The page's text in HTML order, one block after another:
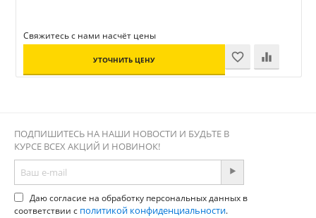
Свяжитесь с нами насчёт цены
УТОЧНИТЬ ЦЕНУ
ПОДПИШИТЕСЬ НА НАШИ НОВОСТИ И БУДЬТЕ В
КУРСЕ ВСЕХ АКЦИЙ И НОВИНОК!
Даю согласие на обработку персональных данных в
соответствии с политикой конфиденциальности.